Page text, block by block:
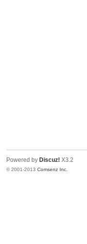
Powered by Discuz! X3.2
© 2001-2013Comsenz Inc.